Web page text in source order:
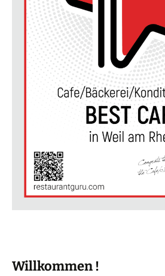
Willkommen !